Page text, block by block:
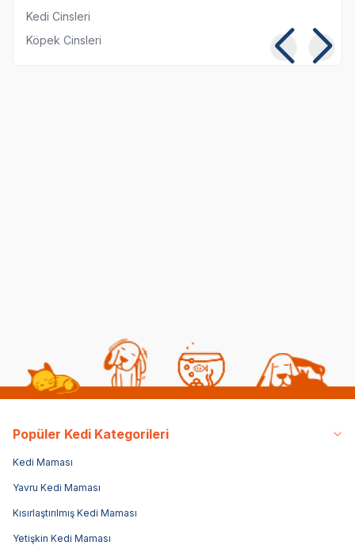
Kedi Cinsleri
Köpek Cinsleri
Popüler Kedi Kategorileri
Kedi Maması
Yavru Kedi Maması
Kısırlaştırılmış Kedi Maması
Yetişkin Kedi Maması